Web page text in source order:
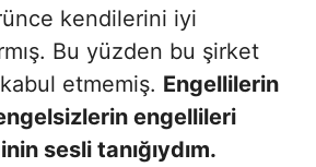
kendilerini iyi
Bu yüzden bu şirket
etmemiş. Engellilerin
engellileri
sesli tanığıydım.